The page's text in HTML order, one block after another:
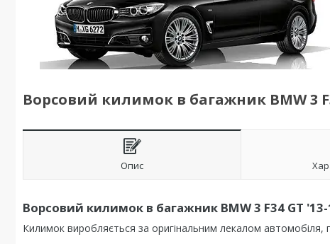
Ворсовий килимок в багажник BMW 3
Опис
Ворсовий килимок в багажник BMW 3 F34 GT '13-
Килимок виробляється за оригінальним лекалом автомобіля,